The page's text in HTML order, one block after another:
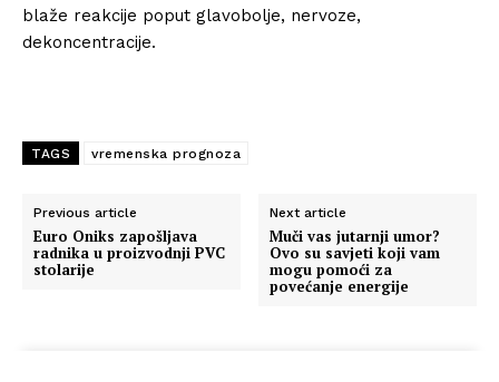
blaže reakcije poput glavobolje, nervoze,
dekoncentracije.
TAGS vremenska prognoza
Previous article
Euro Oniks zapošljava
radnika u proizvodnji PVC
stolarije
Next article
Muči vas jutarnji umor?
Ovo su savjeti koji vam
mogu pomoći za
povećanje energije